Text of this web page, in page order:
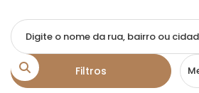
Filtros